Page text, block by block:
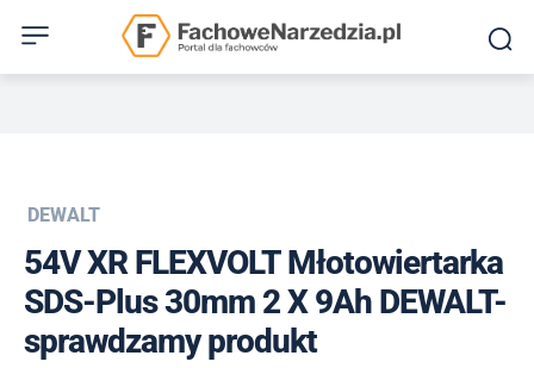
DEWALT
54V XR FLEXVOLT Młotowiertarka
SDS-Plus 30mm 2 X 9Ah DEWALT-
sprawdzamy produkt